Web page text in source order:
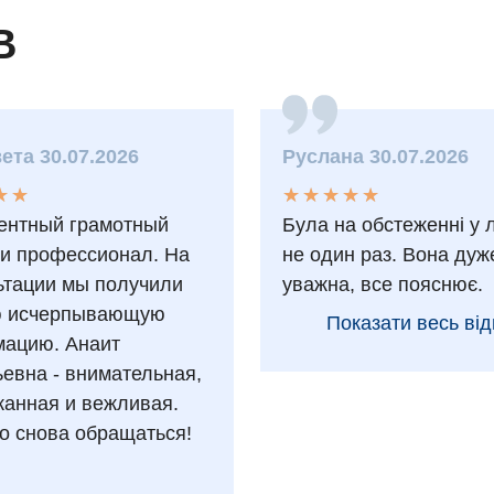
30.07.2026
★
★
грамотный
профессионал. На
мы получили
исчерпывающую
Анаит
- внимательная,
и вежливая.
снова обращаться!
Руслана 30.07.2026
★
★
★
★
★
★ ★ ★ ★ ★
Була на обстеженні у
не один раз. Вона
уважна, все пояснює.
Показати весь